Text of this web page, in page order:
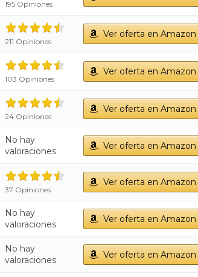
195 Opiniones
211 Opiniones
Ver oferta en Amazon
103 Opiniones
Ver oferta en Amazon
24 Opiniones
Ver oferta en Amazon
No hay
valoraciones
Ver oferta en Amazon
37 Opiniones
Ver oferta en Amazon
No hay
valoraciones
Ver oferta en Amazon
No hay
valoraciones
Ver oferta en Amazon